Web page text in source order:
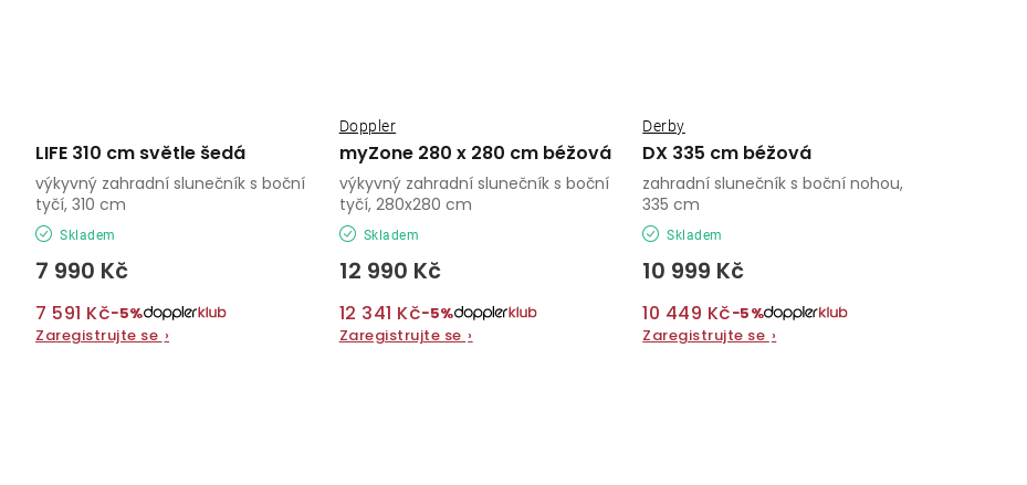
LIFE 310 cm světle šedá
Skladem
7 990 Kč
7 591 Kč−5%
Zaregistrujte se ›
výkyvný zahradní slunečník s boční
tyčí, 310 cm
myZone 280 x 280 cm béžová
Doppler
Skladem
12 990 Kč
12 341 Kč−5%
Zaregistrujte se ›
výkyvný zahradní slunečník s boční
tyčí, 280x280 cm
DX 335 cm béžová
Derby
Skladem
10 999 Kč
10 449 Kč−5%
Zaregistrujte se ›
zahradní slunečník s boční nohou,
335 cm